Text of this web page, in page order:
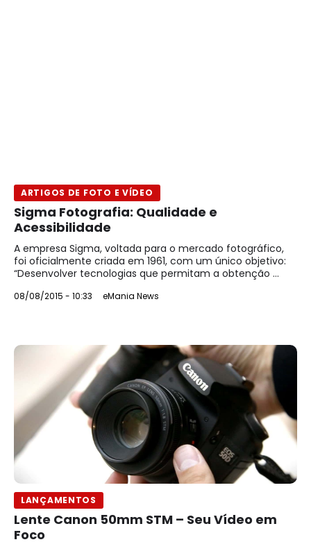
ARTIGOS DE FOTO E VÍDEO
Sigma Fotografia: Qualidade e
Acessibilidade
A empresa Sigma, voltada para o mercado fotográfico,
foi oficialmente criada em 1961, com um único objetivo:
“Desenvolver tecnologias que permitam a obtenção ...
08/08/2015 - 10:33 eMania News
LANÇAMENTOS
Lente Canon 50mm STM – Seu Vídeo em
Foco